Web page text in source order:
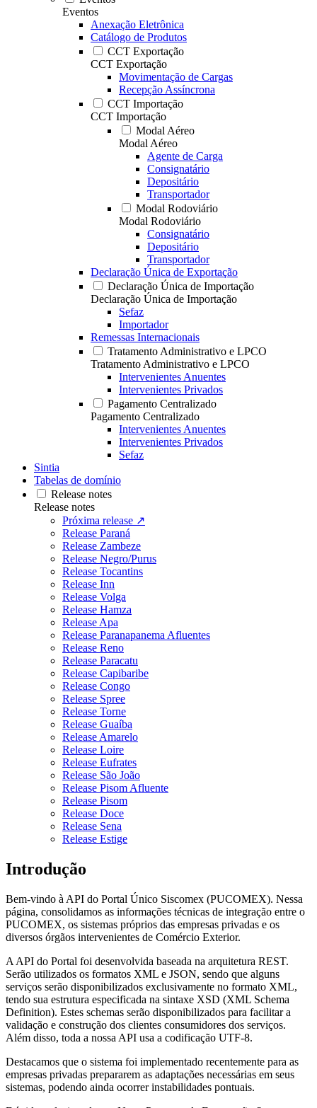
Eventos
Anexação Eletrônica
Catálogo de Produtos
CCT Exportação
CCT Exportação
Movimentação de Cargas
Recepção Assíncrona
CCT Importação
CCT Importação
Modal Aéreo
Modal Aéreo
Agente de Carga
Consignatário
Depositário
Transportador
Modal Rodoviário
Modal Rodoviário
Consignatário
Depositário
Transportador
Declaração Única de Exportação
Declaração Única de Importação
Declaração Única de Importação
Sefaz
Importador
Remessas Internacionais
Tratamento Administrativo e LPCO
Tratamento Administrativo e LPCO
Intervenientes Anuentes
Intervenientes Privados
Pagamento Centralizado
Pagamento Centralizado
Intervenientes Anuentes
Intervenientes Privados
Sefaz
Sintia
Tabelas de domínio
Release notes
Release notes
Próxima release ↗
Release Paraná
Release Zambeze
Release Negro/Purus
Release Tocantins
Release Inn
Release Volga
Release Hamza
Release Apa
Release Paranapanema Afluentes
Release Reno
Release Paracatu
Release Capibaribe
Release Congo
Release Spree
Release Torne
Release Guaíba
Release Amarelo
Release Loire
Release Eufrates
Release São João
Release Pisom Afluente
Release Pisom
Release Doce
Release Sena
Release Estige
Introdução
Bem-vindo à API do Portal Único Siscomex (PUCOMEX). Nessa
página, consolidamos as informações técnicas de integração entre o
PUCOMEX, os sistemas próprios das empresas privadas e os
diversos órgãos intervenientes de Comércio Exterior.
A API do Portal foi desenvolvida baseada na arquitetura REST.
Serão utilizados os formatos XML e JSON, sendo que alguns
serviços serão disponibilizados exclusivamente no formato XML,
tendo sua estrutura especificada na sintaxe XSD (XML Schema
Definition). Estes schemas serão disponibilizados para facilitar a
validação e construção dos clientes consumidores dos serviços.
Além disso, toda a nossa API usa a codificação UTF-8.
Destacamos que o sistema foi implementado recentemente para as
empresas privadas prepararem as adaptações necessárias em seus
sistemas, podendo ainda ocorrer instabilidades pontuais.